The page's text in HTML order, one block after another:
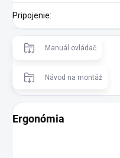
Pripojenie:
Manuál ovládač
Návod na montáź
Ergonómia